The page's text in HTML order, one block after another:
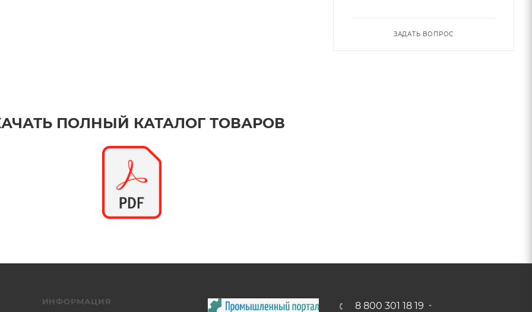
ЗАДАТЬ ВОПРОС
ПОЛНЫЙ КАТАЛОГ ТОВАРОВ
ИНФОРМАЦИЯ 8 800 301 18 19